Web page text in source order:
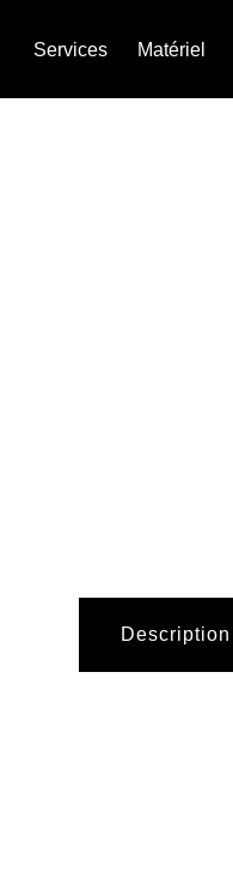
Services Matériel
Description